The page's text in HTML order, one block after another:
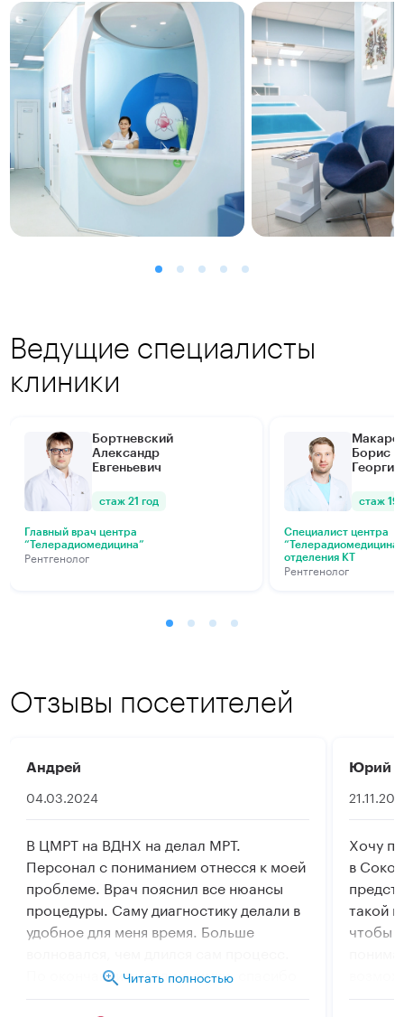
Ведущие специалисты
клиники
Бортневский
Александр
Евгеньевич
стаж 21 год
Главный врач центра
“Телерадиомедицина”
Рентгенолог
Борис
стаж 19
Специалист центра
“Телерадиомедицина”
отделения КТ
Рентгенолог
Отзывы посетителей
Андрей
04.03.2024
В ЦМРТ на ВДНХ на делал МРТ.
Персонал с пониманием отнесся к моей
проблеме. Врач пояснил все нюансы
процедуры. Саму диагностику делали в
удобное для меня время. Больше
По окончании выдали снимки, спасибо
Читать полностью
Юрий
Хочу
в
такой
чтобы